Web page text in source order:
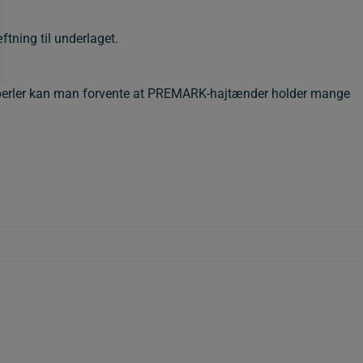
til underlaget.
kan man forvente at PREMARK-hajtænder holder mange